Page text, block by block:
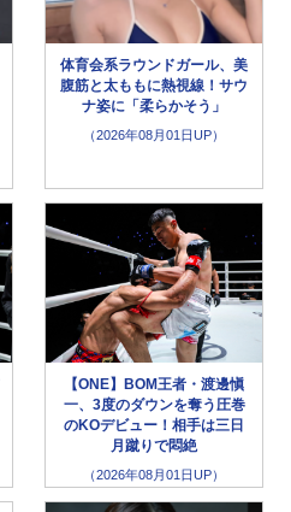
体育会系ラウンドガール、美
腹筋と太ももに熱視線！サウ
ナ姿に「柔らかそう」
（2026年08月01日UP）
【ONE】BOM王者・渡邊愼
一、3度のダウンを奪う圧巻
のKOデビュー！相手は三日
月蹴りで悶絶
（2026年08月01日UP）